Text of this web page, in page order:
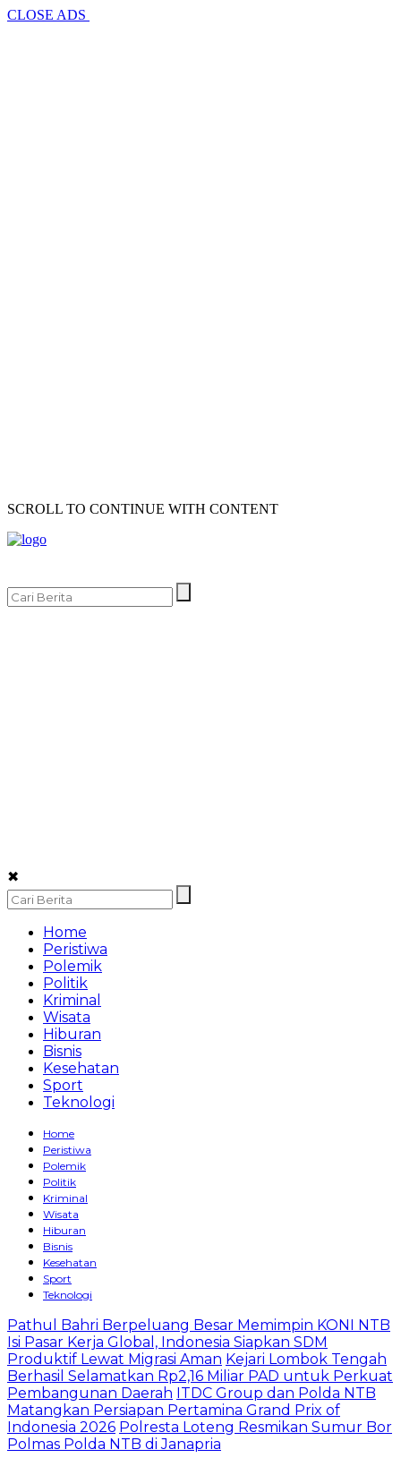
CLOSE ADS
SCROLL TO CONTINUE WITH CONTENT
✖
Home
Peristiwa
Polemik
Politik
Kriminal
Wisata
Hiburan
Bisnis
Kesehatan
Sport
Teknologi
Home
Peristiwa
Polemik
Politik
Kriminal
Wisata
Hiburan
Bisnis
Kesehatan
Sport
Teknologi
Pathul Bahri Berpeluang Besar Memimpin KONI NTB
Isi Pasar Kerja Global, Indonesia Siapkan SDM
Produktif Lewat Migrasi Aman Kejari Lombok Tengah
Berhasil Selamatkan Rp2,16 Miliar PAD untuk Perkuat
Pembangunan Daerah ITDC Group dan Polda NTB
Matangkan Persiapan Pertamina Grand Prix of
Indonesia 2026 Polresta Loteng Resmikan Sumur Bor
Polmas Polda NTB di Janapria